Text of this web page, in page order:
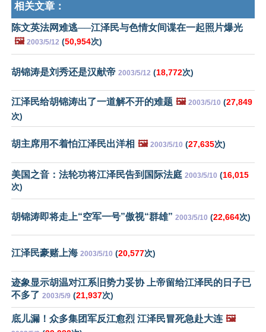
相关文章：
陈文英法网难逃──江泽民与色情女间谍在一起照片爆光
🖼️ 2003/5/12 (50,954次)
胡锦涛是刘秀还是汉献帝 2003/5/12 (18,772次)
江泽民给胡锦涛出了一道解不开的难题 🖼️ 2003/5/10 (27,849
次)
胡主席用不着怕江泽民出洋相 🖼️ 2003/5/10 (27,635次)
美国之音：法轮功将江泽民告到国际法庭 2003/5/10 (16,015
次)
胡锦涛即将走上“空军一号”傲视“群雄” 2003/5/10 (22,664次)
江泽民豪赌上海 2003/5/10 (20,577次)
迹象显示胡温对江系旧势力妥协 上帝留给江泽民的日子已
不多了 2003/5/9 (21,937次)
底儿漏！众多集团军反江愈烈 江泽民冒死急赴大连 🖼️